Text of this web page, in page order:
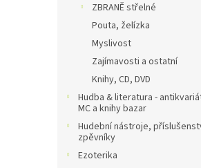
ZBRANĚ střelné
Pouta, želízka
Myslivost
Zajímavosti a ostatní
Knihy, CD, DVD
Hudba & literatura - antikvariát
MC a knihy bazar
Hudební nástroje,
zpěvníky
Ezoterika